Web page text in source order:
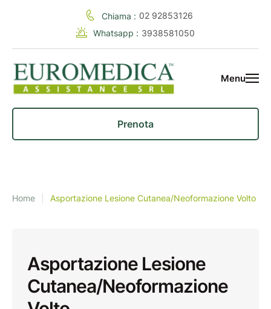
Chiama : 02 92853126
Whatsapp : 3938581050
Menu
Prenota
Home Asportazione Lesione Cutanea/Neoformazione Volto
Asportazione Lesione
Cutanea/Neoformazione